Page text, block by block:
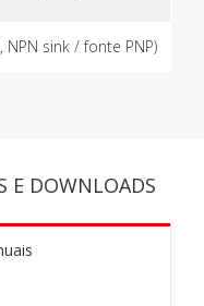
NPN sink / fonte PNP)
E DOWNLOADS